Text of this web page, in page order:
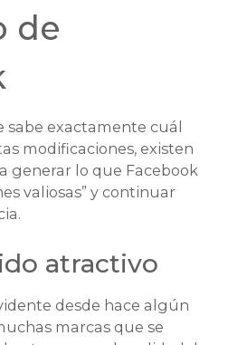
de
exactamente cuál
modificaciones, existen
generar lo que Facebook
valiosas” y continuar
atractivo
desde hace algún
marcas que se